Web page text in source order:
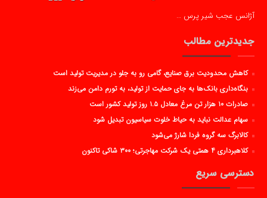
آژانس عجب شیر پرس …
جدیدترین مطالب
کاهش محدودیت برق صنایع، گامی رو به جلو در مدیریت تولید است
بنگاه‌داری بانک‌ها به جای حمایت از تولید، به تورم دامن می‌زند
صادرات ۱۰ هزار تن مرغ معادل ۱.۵ روز تولید کشور است
سهام عدالت نباید به حیاط خلوت سیاسیون تبدیل شود
کالابرگ سه گروه فردا شارژ می‌شود
کلاهبرداری ۴ همتی یک شرکت مهاجرتی؛ ۳۰۰ شاکی تاکنون
دسترسی سریع